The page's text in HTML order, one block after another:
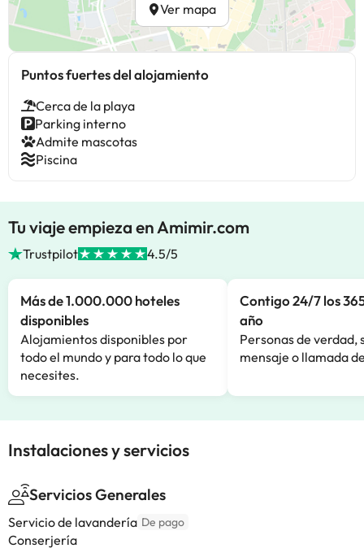
Ver mapa
Puntos fuertes del alojamiento
Cerca de la playa
Parking interno
Admite mascotas
Piscina
Tu viaje empieza en Amimir.com
Trustpilot 4.5/5
Más de 1.000.000 hoteles
disponibles
Alojamientos disponibles por
todo el mundo y para todo lo que
necesites.
Contigo 24/7 los
año
Personas de verdad,
mensaje o llamada
Instalaciones y servicios
Servicios Generales
Servicio de lavandería De pago
Conserjería